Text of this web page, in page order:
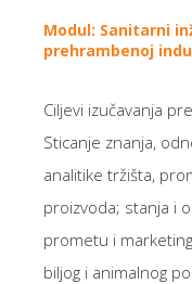
Modul: Sanitarni
prehrambenoj
Ciljevi izučavanja
Sticanje znanja,
analitike tržišta,
proizvoda; stanja i
prometu i
biljog i animalnog